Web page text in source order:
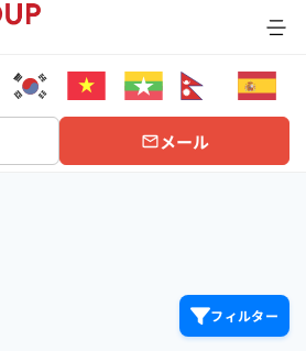
メール
フィルター